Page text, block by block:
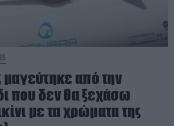
από την
που δεν θα ξεχάσω
με τα χρώματα της